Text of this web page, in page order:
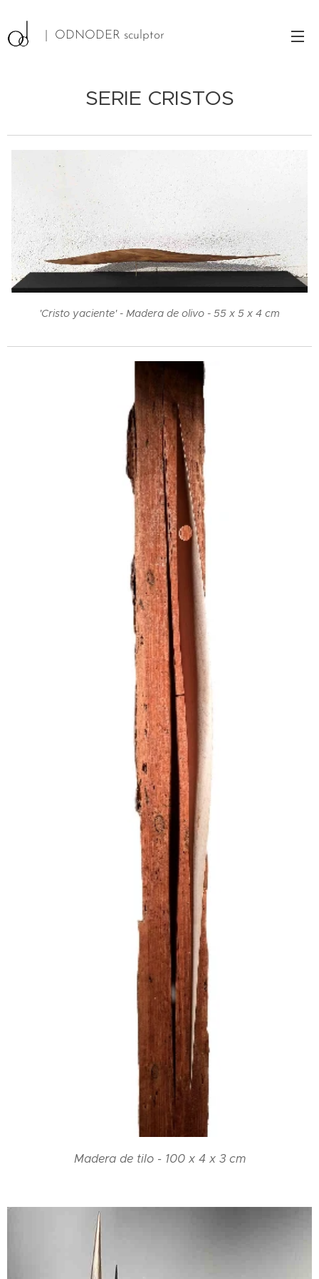
| ODNODER sculptor
SERIE CRISTOS
'Cristo yaciente' - Madera de olivo - 55 x 5 x 4 cm
Madera de tilo - 100 x 4 x 3 cm